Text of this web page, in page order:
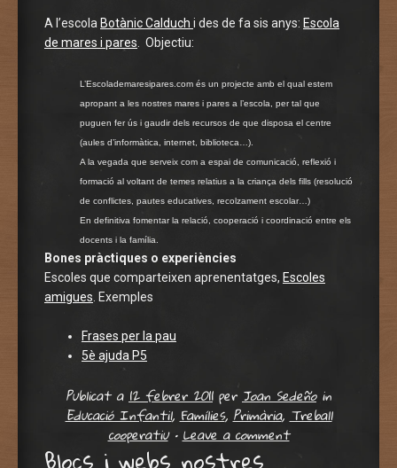
A l’escola Botànic Calduch i des de fa sis anys: Escola
de mares i pares. Objectiu:
L’Escolademaresipares.com és un projecte amb el qual estem
apropant a les nostres mares i pares a l’escola, per tal que
puguen fer ús i gaudir dels recursos de que disposa el centre
(aules d’informàtica, internet, biblioteca…).
A la vegada que serveix com a espai de comunicació, reflexió i
formació al voltant de temes relatius a la criança dels fills (resolució
de conflictes, pautes educatives, recolzament escolar…)
En definitiva fomentar la relació, cooperació i coordinació entre els
docents i la família.
Bones pràctiques o experiències
Escoles que comparteixen aprenentatges, Escoles
amigues . Exemples
Frases per la pau
5è ajuda P5
Publicat a12 febrer 2011perJoan Sedeño in
Educació Infantil,Famílies,Primària,Treball
cooperatiu •Leave a comment